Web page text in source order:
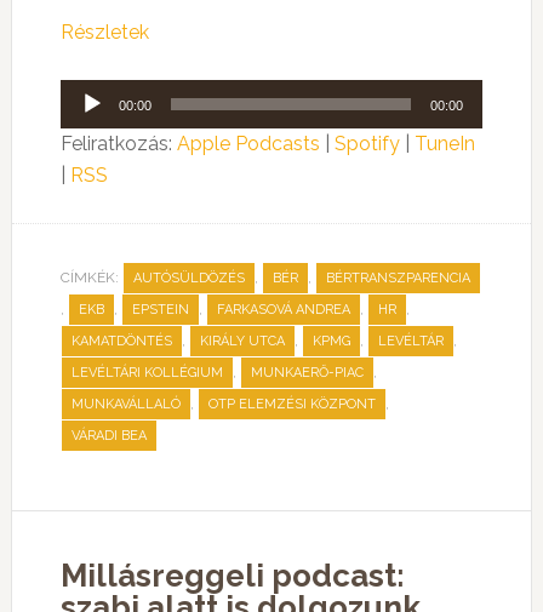
Részletek
Audió
lejátszó
00:00 00:00
Feliratkozás: Apple Podcasts Spotify| TuneIn
RSS
CÍMKÉK: AUTÓSÜLDÖZÉS , BÉR , BÉRTRANSZPARENCIA
, EKB , EPSTEIN , FARKASOVÁ ANDREA , HR ,
KAMATDÖNTÉS , KIRÁLY UTCA , KPMG , LEVÉLTÁR ,
LEVÉLTÁRI KOLLÉGIUM , MUNKAERŐ-PIAC ,
MUNKAVÁLLALÓ , OTP ELEMZÉSI KÖZPONT ,
VÁRADI BEA
Millásreggeli podcast: